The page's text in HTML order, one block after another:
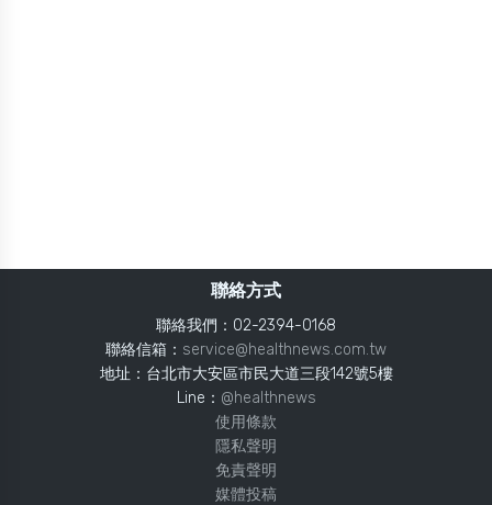
聯絡方式
聯絡我們：02-2394-0168
聯絡信箱： service@healthnews.com.tw
地址：台北市大安區市民大道三段142號5樓
Line： @healthnews
使用條款
隱私聲明
免責聲明
媒體投稿